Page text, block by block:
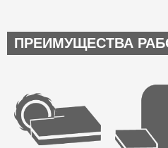
ПРЕИМУЩЕСТВА